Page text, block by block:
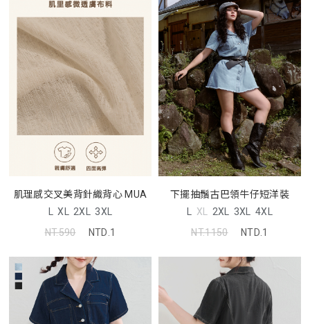
肌理感交叉美背針織背心 MUA
L XL 2XL 3XL
NT.590
NTD.1
下擺抽鬚古巴領牛仔短洋裝
L XL 2XL 3XL 4XL
NT.1150
NTD.1